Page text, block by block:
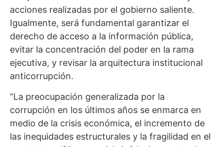
acciones realizadas por el gobierno saliente.
Igualmente, será fundamental garantizar el
derecho de acceso a la información pública,
evitar la concentración del poder en la rama
ejecutiva, y revisar la arquitectura institucional
anticorrupción.
“La preocupación generalizada por la
corrupción en los últimos años se enmarca en
medio de la crisis económica, el incremento de
las inequidades estructurales y la fragilidad en el